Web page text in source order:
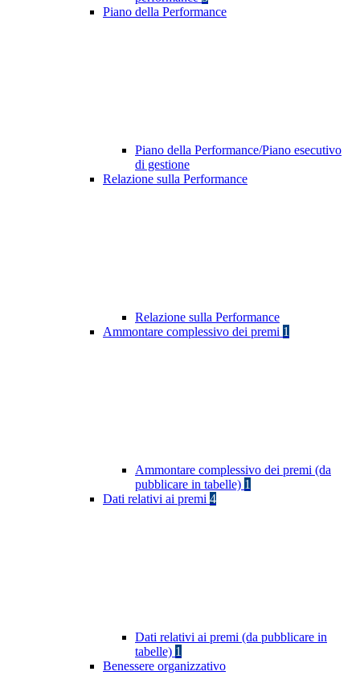
Piano della Performance
Piano della Performance/Piano esecutivo
di gestione
Relazione sulla Performance
Relazione sulla Performance
Ammontare complessivo dei premi 1
Ammontare complessivo dei premi (da
pubblicare in tabelle) 1
Dati relativi ai premi 4
Dati relativi ai premi (da pubblicare in
tabelle) 1
Benessere organizzativo